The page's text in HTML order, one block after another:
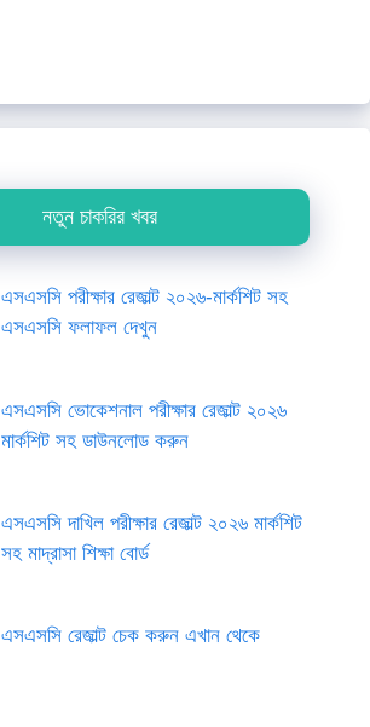
নতুন চাকরির খবর
এসএসসি পরীক্ষার রেজাল্ট ২০২৬-মার্কশিট সহ
এসএসসি ফলাফল দেখুন
এসএসসি ভোকেশনাল পরীক্ষার রেজাল্ট ২০২৬
মার্কশিট সহ ডাউনলোড করুন
এসএসসি দাখিল পরীক্ষার রেজাল্ট ২০২৬ মার্কশিট
সহ মাদ্রাসা শিক্ষা বোর্ড
এসএসসি রেজাল্ট চেক করুন এখান থেকে